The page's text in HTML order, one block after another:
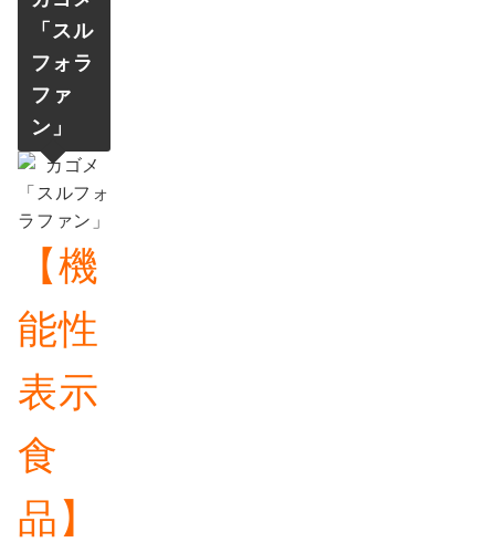
「スル
フォラ
ファ
ン 」
【機
能性
表示
食
品】